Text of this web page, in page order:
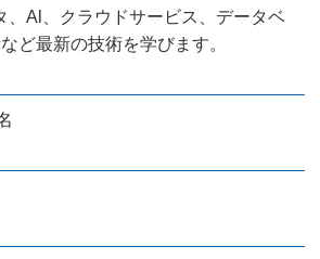
、Al、クラウドサービス、データベ
ど最新の技術を学びます。